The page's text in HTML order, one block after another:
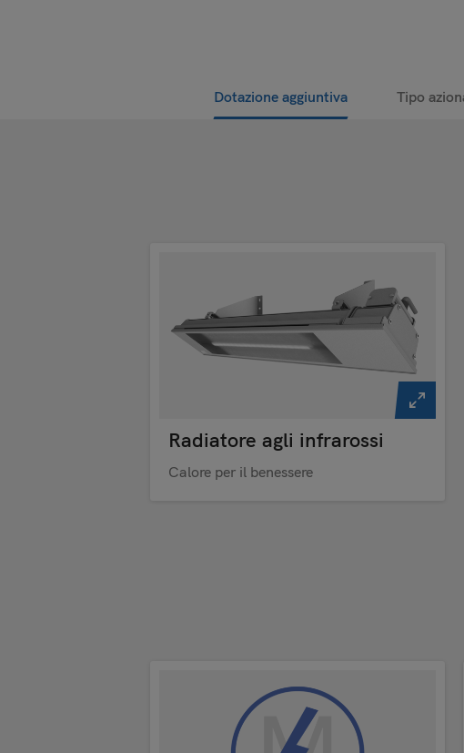
Dotazione aggiuntiva Tipo
Radiatore agli infrarossi
Calore per il benessere